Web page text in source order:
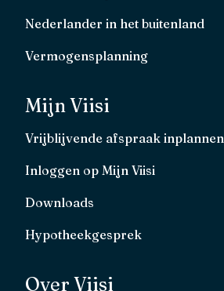
Nederlander in het buitenland
Vermogensplanning
Mijn Viisi
Vrijblijvende afspraak inplannen
Inloggen op Mijn Viisi
Downloads
Hypotheekgesprek
Over Viisi